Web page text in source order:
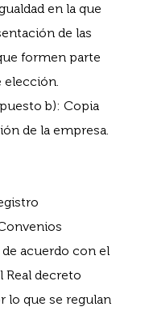
en la que
de las
formen parte
elección.
b): Copia
de la empresa.
acuerdo con el
Real decreto
lo que se regulan